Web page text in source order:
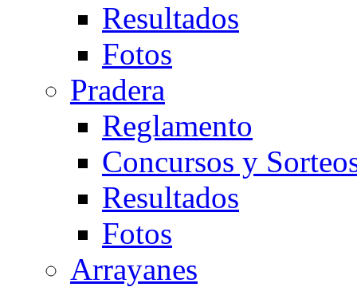
Resultados
Fotos
Pradera
Reglamento
Concursos y
Resultados
Fotos
Arrayanes